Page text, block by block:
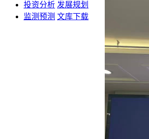
投资分析 发展规划
监测预测 文库下载